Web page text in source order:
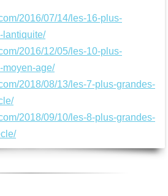
2016/07/14/les-16-plus-
lantiquite/
2016/12/05/les-10-plus-
moyen-age/
2018/08/13/les-7-plus-grandes-
2018/09/10/les-8-plus-grandes-